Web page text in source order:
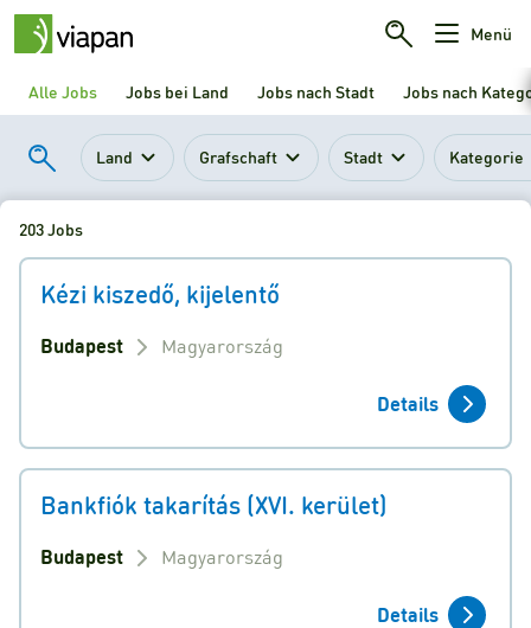
Menü
Alle Jobs Jobs bei Land Jobs nach Stadt Jobs nach
Land Grafschaft Stadt Kategorie
203 Jobs
Kézi kiszedő, kijelentő
Budapest Magyarország
Details
Bankfiók takarítás (XVI. kerület)
Budapest Magyarország
Details